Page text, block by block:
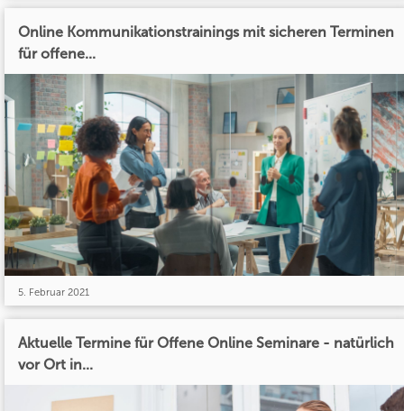
Online Kommunikationstrainings mit sicheren Terminen
für offene...
5. Februar 2021
Aktuelle Termine für Offene Online Seminare - natürlich
vor Ort in...